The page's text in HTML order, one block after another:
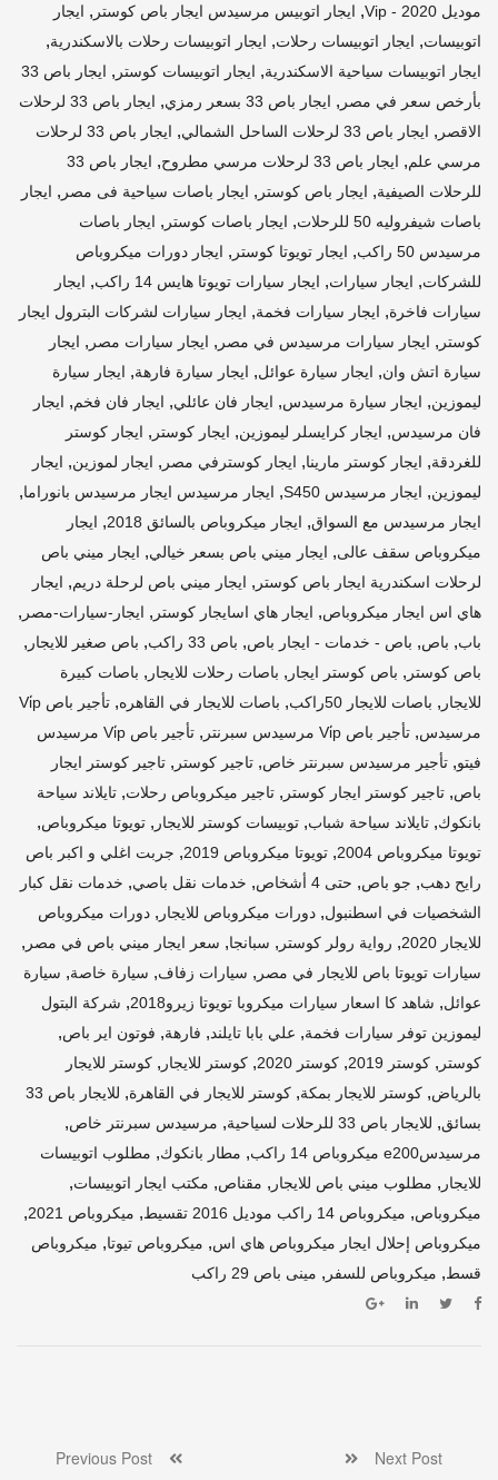
موديل 2020 - Vip
, ايجار اتوبيس مرسيدس ايجار باص كوستر , ايجار
اتوبيسات, ايجار اتوبيسات رحلات, ايجار اتوبيسات رحلات بالاسكندرية,
ايجار اتوبيسات سياحية الاسكندرية, ايجار اتوبيسات كوستر ,
ايجار باص 33
بأرخص سعر في مصر , ايجار باص 33 بسعر رمزي ,
ايجار باص 33 لرحلات
الاقصر , ايجار باص 33 لرحلات الساحل الشمالي ,
ايجار باص 33 لرحلات
مرسي علم, ايجار باص 33 لرحلات مرسي مطروح ,
ايجار باص 33
للرحلات الصيفية, ايجار باص كوستر , ايجار باصات سياحية فى مصر , ايجار
باصات شيفروليه 50 للرحلات
, ايجار باصات كوستر , ايجار باصات
مرسيدس 50 راكب
, ايجار تويوتا كوستر , ايجار دورات ميكروباص
للشركات, ايجار سيارات, ايجار سيارات تويوتا هايس 14 راكب , ايجار
سيارات فاخرة, ايجار سيارات فخمة, ايجار سيارات لشركات البترول ايجار
كوستر , ايجار سيارات مرسيدس في مصر , ايجار سيارات مصر , ايجار
سيارة اتش وان, ايجار سيارة عوائل, ايجار سيارة فارهة, ايجار سيارة
ليموزين, ايجار سيارة مرسيدس, ايجار فان عائلي, ايجار فان فخم, ايجار
فان مرسيدس, ايجار كرايسلر ليموزين, ايجار كوستر , ايجار كوستر
للغردقة, ايجار كوستر مارينا, ايجار كوسترفي مصر , ايجار لموزين, ايجار
ليموزين, ايجار مرسيدس S450 , ايجار مرسيدس ايجار مرسيدس بانوراما,
ايجار مرسيدس مع السواق, ايجار ميكروباص بالسائق 2018 , ايجار
ميكروباص سقف عالى, ايجار ميني باص بسعر خيالي, ايجار ميني باص
لرحلات اسكندرية ايجار باص كوستر , ايجار ميني باص لرحلة دريم, ايجار
هاي اس ايجار ميكروباص, ايجار هاي اسايجار كوستر , ايجار-سيارات-مصر ,
باب, باص, باص - خدمات - ايجار باص, باص 33 راكب , باص صغير للايجار ,
باص كوستر , باص كوستر ايجار , باصات رحلات للايجار , باصات كبيرة
للايجار , باصات للايجار 50راكب , باصات للايجار في القاهره,
تأجير باص Vi̇p
مرسيدس, تأجير باص Vi̇p مرسيدس سبرنتر ,
تأجير باص Vi̇p مرسيدس
فيتو, تأجير مرسيدس سبرنتر خاص, تاجير كوستر , تاجير كوستر ايجار
باص, تاجير كوستر ايجار كوستر , تاجير ميكروباص رحلات, تايلاند سياحة
بانكوك, تايلاند سياحة شباب, توبيسات كوستر للايجار , تويوتا ميكروباص,
تويوتا ميكروباص 2004 , تويوتا ميكروباص 2019 , جربت اغلي و اكبر باص
رايح دهب, جو باص, حتى 4 أشخاص , خدمات نقل باصي, خدمات نقل كبار
الشخصيات في اسطنبول, دورات ميكروباص للايجار , دورات ميكروباص
للايجار 2020
, رواية رولر كوستر , سبانجا, سعر ايجار ميني باص في مصر ,
سيارات تويوتا باص للايجار في مصر , سيارات زفاف, سيارة خاصة, سيارة
عوائل, شاهد كا اسعار سيارات ميكروبا تويوتا زيرو2018 , شركة البتول
ليموزين توفر سيارات فخمة, علي بابا تايلند, فارهة, فوتون اير باص,
كوستر , كوستر 2019 , كوستر 2020 , كوستر للايجار , كوستر للايجار
بالرياض, كوستر للايجار بمكة, كوستر للايجار في القاهرة,
للايجار باص 33
بسائق, للايجار باص 33 للرحلات لسياحية , مرسيدس سبرنتر خاص,
مرسيدسe200 ميكروباص 14 راكب , مطار بانكوك, مطلوب اتوبيسات
للايجار , مطلوب ميني باص للايجار , مقناص, مكتب ايجار اتوبيسات,
ميكروباص, ميكروباص 14 راكب موديل 2016 تقسيط , ميكروباص 2021 ,
ميكروباص إحلال ايجار ميكروباص هاي اس, ميكروباص تيوتا, ميكروباص
قسط, ميكروباص للسفر , مينى باص 29 راكب
Next Post